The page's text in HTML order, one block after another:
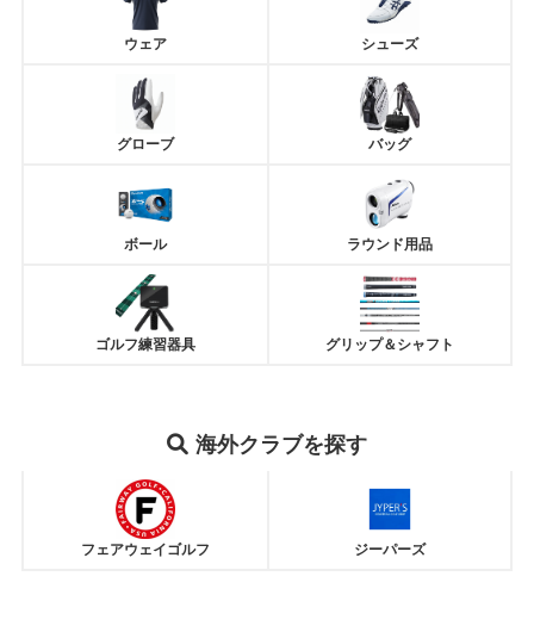
ウェア シューズ
グローブ バッグ
ボール ラウンド用品
ゴルフ練習器具 グリップ＆シャフト
海外クラブを探す
フェアウェイゴルフ ジーパーズ